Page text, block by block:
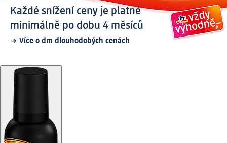
Každé snížení ceny je platné
minimálně po dobu 4 měsíců
Více o dm dlouhodobých cenách